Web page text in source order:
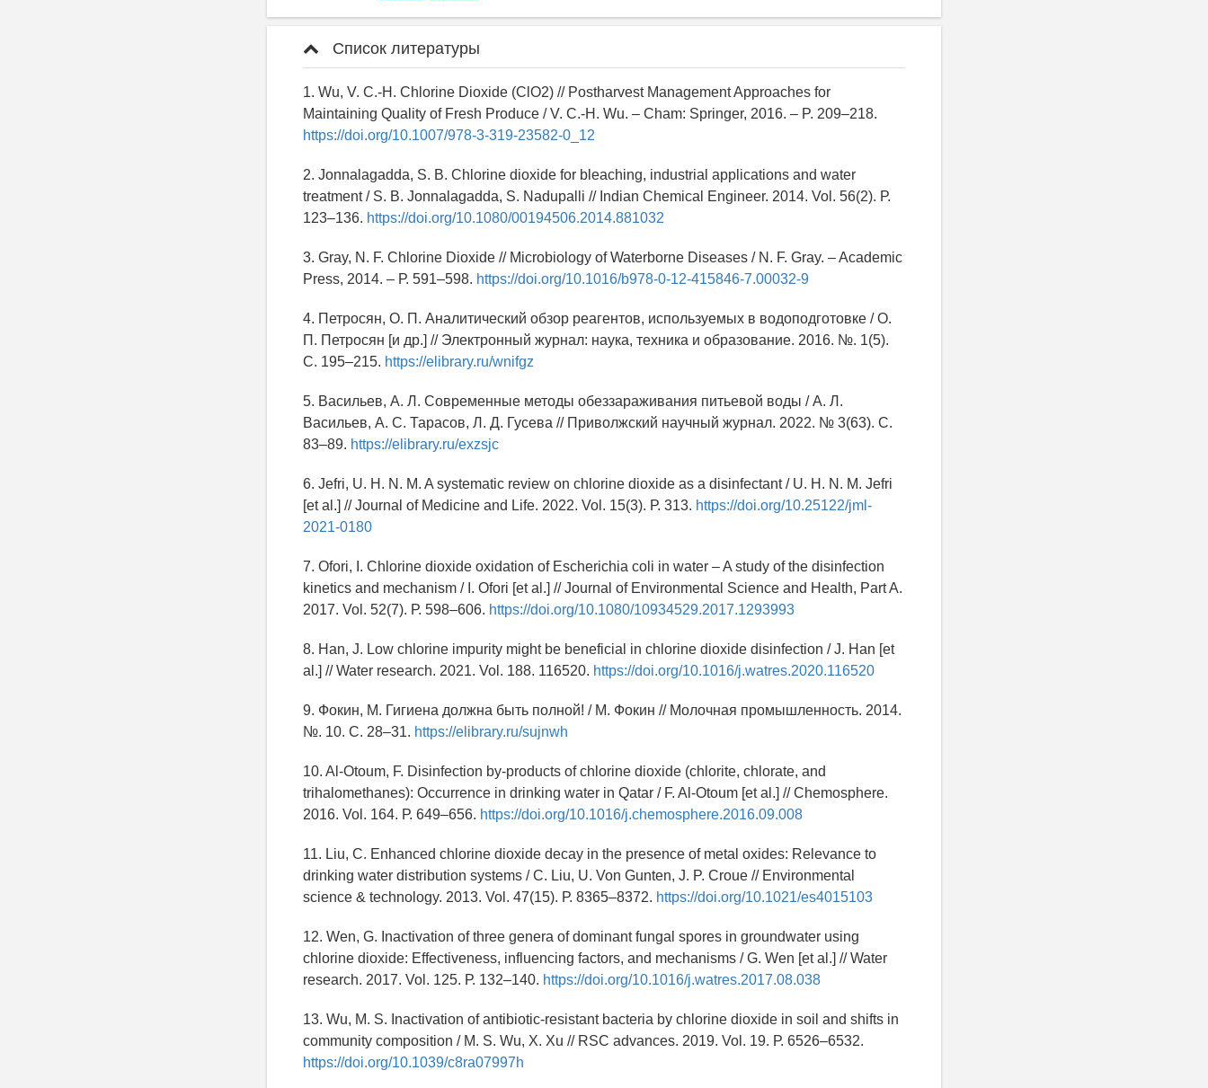
Список литературы
1. Wu, V. C.-H. Chlorine Dioxide (ClO2) // Postharvest Management Approaches for
Maintaining Quality of Fresh Produce / V. C.-H. Wu. – Cham: Springer, 2016. – P. 209–218.
https://doi.org/10.1007/978-3-319-23582-0_12
2. Jonnalagadda, S. B. Chlorine dioxide for bleaching, industrial applications and water
treatment / S. B. Jonnalagadda, S. Nadupalli // Indian Chemical Engineer. 2014. Vol. 56(2). Р.
123–136. https://doi.org/10.1080/00194506.2014.881032
3. Gray, N. F. Chlorine Dioxide // Microbiology of Waterborne Diseases / N. F. Gray. – Academic
Press, 2014. – Р. 591–598. https://doi.org/10.1016/b978-0-12-415846-7.00032-9
4. Петросян, О. П. Аналитический обзор реагентов, используемых в водоподготовке / О.
П. Петросян [и др.] // Электронный журнал: наука, техника и образование. 2016. №. 1(5).
С. 195–215. https://elibrary.ru/wnifgz
5. Васильев, А. Л. Современные методы обеззараживания питьевой воды / А. Л.
Васильев, А. С. Тарасов, Л. Д. Гусева // Приволжский научный журнал. 2022. № 3(63). С.
83–89. https://elibrary.ru/exzsjc
6. Jefri, U. H. N. M. A systematic review on chlorine dioxide as a disinfectant / U. H. N. M. Jefri
[et al.] // Journal of Medicine and Life. 2022. Vol. 15(3). Р. 313. https://doi.org/10.25122/jml-
2021-0180
7. Ofori, I. Chlorine dioxide oxidation of Escherichia coli in water – A study of the disinfection
kinetics and mechanism / I. Ofori [et al.] // Journal of Environmental Science and Health, Part A.
2017. Vol. 52(7). Р. 598–606. https://doi.org/10.1080/10934529.2017.1293993
8. Han, J. Low chlorine impurity might be beneficial in chlorine dioxide disinfection / J. Han [et
al.] // Water research. 2021. Vol. 188. 116520. https://doi.org/10.1016/j.watres.2020.116520
9. Фокин, М. Гигиена должна быть полной! / М. Фокин // Молочная промышленность. 2014.
№. 10. С. 28–31. https://elibrary.ru/sujnwh
10. Al-Otoum, F. Disinfection by-products of chlorine dioxide (chlorite, chlorate, and
trihalomethanes): Occurrence in drinking water in Qatar / F. Al-Otoum [et al.] // Chemosphere.
2016. Vol. 164. Р. 649–656. https://doi.org/10.1016/j.chemosphere.2016.09.008
11. Liu, C. Enhanced chlorine dioxide decay in the presence of metal oxides: Relevance to
drinking water distribution systems / C. Liu, U. Von Gunten, J. P. Croue // Environmental
science & technology. 2013. Vol. 47(15). Р. 8365–8372. https://doi.org/10.1021/es4015103
12. Wen, G. Inactivation of three genera of dominant fungal spores in groundwater using
chlorine dioxide: Effectiveness, influencing factors, and mechanisms / G. Wen [et al.] // Water
research. 2017. Vol. 125. Р. 132–140. https://doi.org/10.1016/j.watres.2017.08.038
13. Wu, M. S. Inactivation of antibiotic-resistant bacteria by chlorine dioxide in soil and shifts in
community composition / M. S. Wu, X. Xu // RSC advances. 2019. Vol. 19. Р. 6526–6532.
https://doi.org/10.1039/c8ra07997h